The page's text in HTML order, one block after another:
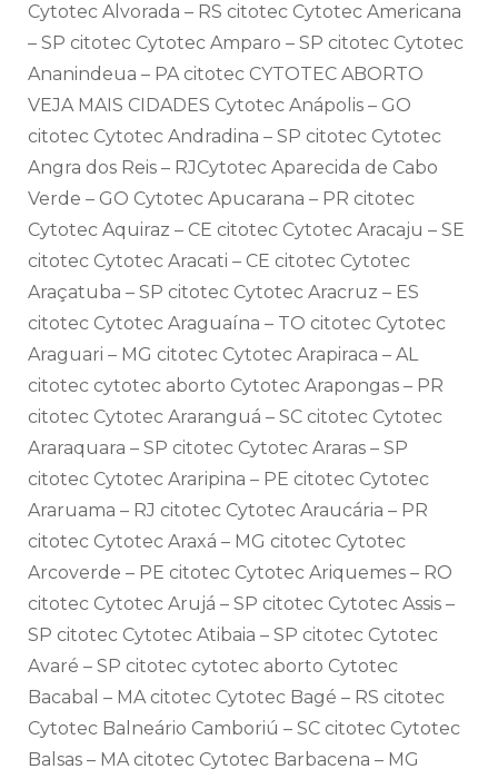
Cytotec Alvorada – RS citotec Cytotec Americana
– SP citotec Cytotec Amparo – SP citotec Cytotec
Ananindeua – PA citotec CYTOTEC ABORTO
VEJA MAIS CIDADES Cytotec Anápolis – GO
citotec Cytotec Andradina – SP citotec Cytotec
Angra dos Reis – RJCytotec Aparecida de Cabo
Verde – GO Cytotec Apucarana – PR citotec
Cytotec Aquiraz – CE citotec Cytotec Aracaju – SE
citotec Cytotec Aracati – CE citotec Cytotec
Araçatuba – SP citotec Cytotec Aracruz – ES
citotec Cytotec Araguaína – TO citotec Cytotec
Araguari – MG citotec Cytotec Arapiraca – AL
citotec cytotec aborto Cytotec Arapongas – PR
citotec Cytotec Araranguá – SC citotec Cytotec
Araraquara – SP citotec Cytotec Araras – SP
citotec Cytotec Araripina – PE citotec Cytotec
Araruama – RJ citotec Cytotec Araucária – PR
citotec Cytotec Araxá – MG citotec Cytotec
Arcoverde – PE citotec Cytotec Ariquemes – RO
citotec Cytotec Arujá – SP citotec Cytotec Assis –
SP citotec Cytotec Atibaia – SP citotec Cytotec
Avaré – SP citotec cytotec aborto Cytotec
Bacabal – MA citotec Cytotec Bagé – RS citotec
Cytotec Balneário Camboriú – SC citotec Cytotec
Balsas – MA citotec Cytotec Barbacena – MG